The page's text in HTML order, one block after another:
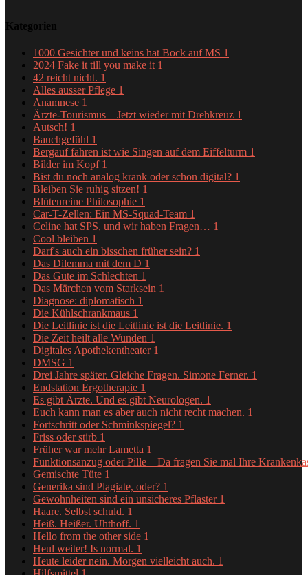
Kategorien
1000 Gesichter und keins hat Bock auf MS 1
2024 Fake it till you make it 1
42 reicht nicht. 1
Alles ausser Pflege 1
Anamnese 1
Ärzte-Tourismus – Jetzt wieder mit Drehkreuz 1
Autsch! 1
Bauchgefühl 1
Bergauf fahren ist wie Singen auf dem Eiffelturm 1
Bilder im Kopf 1
Bist du noch analog krank oder schon digital? 1
Bleiben Sie ruhig sitzen! 1
Blütenreine Philosophie 1
Car-T-Zellen: Ein MS-Squad-Team 1
Celine hat SPS, und wir haben Fragen… 1
Cool bleiben 1
Darf's auch ein bisschen früher sein? 1
Das Dilemma mit dem D 1
Das Gute im Schlechten 1
Das Märchen vom Starksein 1
Diagnose: diplomatisch 1
Die Kühlschrankmaus 1
Die Leitlinie ist die Leitlinie ist die Leitlinie. 1
Die Zeit heilt alle Wunden 1
Digitales Apothekentheater 1
DMSG 1
Drei Jahre später. Gleiche Fragen. Simone Ferner. 1
Endstation Ergotherapie 1
Es gibt Ärzte. Und es gibt Neurologen. 1
Euch kann man es aber auch nicht recht machen. 1
Fortschritt oder Schminkspiegel? 1
Friss oder stirb 1
Früher war mehr Lametta 1
Funktionsanzug oder Pille – Da fragen Sie mal Ihre
Gemischte Tüte 1
Generika sind Plagiate, oder? 1
Gewohnheiten sind ein unsicheres Pflaster 1
Haare. Selbst schuld. 1
Heiß. Heißer. Uhthoff. 1
Hello from the other side 1
Heul weiter! Is normal. 1
Heute leider nein. Morgen vielleicht auch. 1